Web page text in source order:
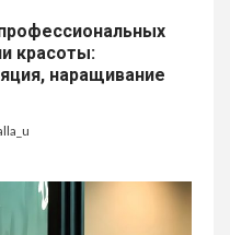
красоты:
наращивание